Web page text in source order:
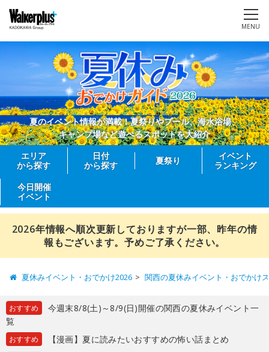
MENU
夏のイベント情報が満載！夏祭りやプール、海水浴場、
キャンプ場など遊べるスポットを大紹介
エリア
から探す
日付
から探す
夏祭り
イベント
ランキング
今日開催
イベント
2026年情報へ順次更新しておりますが一部、昨年の情
報もございます。予めご了承ください。
夏休みイベント・おでかけ2026 関西の夏休みイベント・おでかけ
おすすめ
今週末8/8(土)～8/9(日)開催の関西の夏休みイベント一
覧
おすすめ 【漫画】夏に読みたいおすすめの怖い話まとめ